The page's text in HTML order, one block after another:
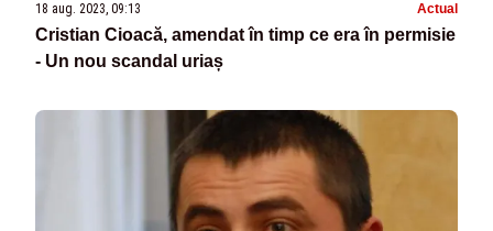
18 aug. 2023, 09:13 Actual
Cristian Cioacă, amendat în timp ce era în permisie
- Un nou scandal uriaș